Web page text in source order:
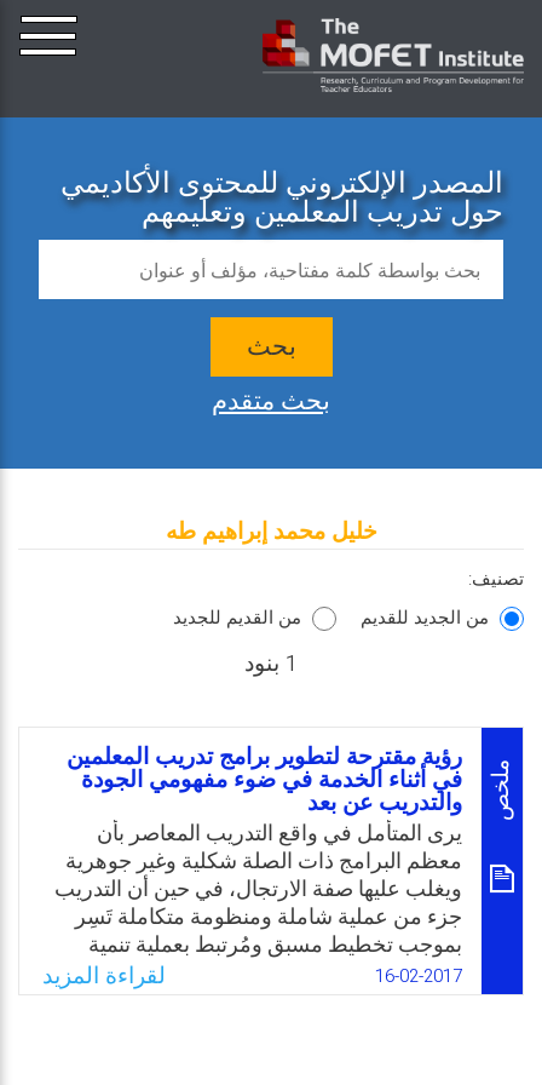
المصدر الإلكتروني للمحتوى الأكاديمي
حول تدريب المعلمين وتعليمهم
بحث
بحث متقدم
خليل محمد إبراهيم طه
تصنيف:
من الجديد للقديم
من القديم للجديد
1 بنود
ملخص
رؤية مقترحة لتطوير برامج تدريب المعلمين
في أثناء الخدمة في ضوء مفهومي الجودة
والتدريب عن بعد
يرى المتأمل في واقع التدريب المعاصر بأن
معظم البرامج ذات الصلة شكلية وغير جوهرية
ويغلب عليها صفة الارتجال، في حين أن التدريب
جزء من عملية شاملة ومنظومة متكاملة تَسِر
بموجب تخطيط مسبق ومُرتبط بعملية تنمية
المعلم مهنيًا وشخصيًا. ولذلك جاء البحث الحالي
للتعرف على تدريب المعلمين أثناء الخدمة
16-02-2017 لقراءة المزيد